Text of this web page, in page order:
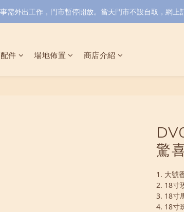
需外出工作，門市暫停開放。當天門市不設自取，網上
件 場地佈置 商店介紹
驚
1. 大號
2. 18寸
3. 18寸
4. 18寸